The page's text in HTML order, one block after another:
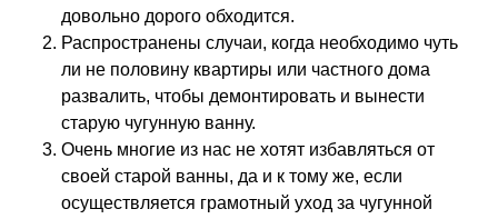
довольно дорого обходится.
Распространены случаи, когда необходимо чуть
ли не половину квартиры или частного дома
развалить, чтобы демонтировать и вынести
старую чугунную ванну.
Очень многие из нас не хотят избавляться от
своей старой ванны, да и к тому же, если
осуществляется грамотный уход за чугунной